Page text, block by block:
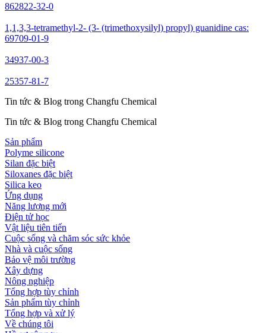
862822-32-0
1,1,3,3-tetramethyl-2- (3- (trimethoxysilyl) propyl) guanidine cas:
69709-01-9
34937-00-3
25357-81-7
Tin tức & Blog trong Changfu Chemical
Tin tức & Blog trong Changfu Chemical
Sản phẩm
Polyme silicone
Silan đặc biệt
Siloxanes đặc biệt
Silica keo
Ứng dụng
Năng lượng mới
Điện tử học
Vật liệu tiên tiến
Cuộc sống và chăm sóc sức khỏe
Nhà và cuộc sống
Bảo vệ môi trường
Xây dựng
Nông nghiệp
Tổng hợp tùy chỉnh
Sản phẩm tùy chỉnh
Tổng hợp và xử lý
Về chúng tôi